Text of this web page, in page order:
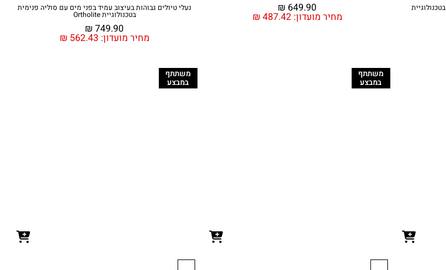
מחיר מועדון: ₪ 487.42
₪ 649.90 נעלי טיולים גבוהות בעיצוב עמיד בפני מים עם סוליה פנימית
בטכנולוגיית Ortholite
מחיר מועדון: ₪ 562.43
₪ 749.90
משתתף
במבצע
משתתף
במבצע